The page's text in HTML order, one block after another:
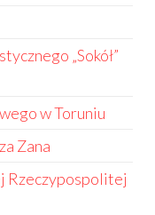
„Sokół”
w Toruniu
Zana
Rzeczypospolitej